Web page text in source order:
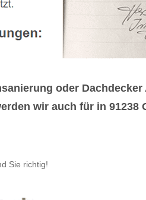
oder
wir auch für in 91238
Sie richtig!